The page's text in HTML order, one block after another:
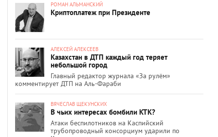
РОМАН АЛЬМАНСКИЙ
Криптоплатеж при Президенте
АЛЕКСЕЙ АЛЕКСЕЕВ
Казахстан в ДТП каждый год теряет
небольшой город
Главный редактор журнала «За рулём»
комментирует ДТП на Аль-Фараби
ВЯЧЕСЛАВ ЩЕКУНСКИХ
В чьих интересах бомбили КТК?
Атаки беспилотников на Каспийский
трубопроводный консорциум ударили по